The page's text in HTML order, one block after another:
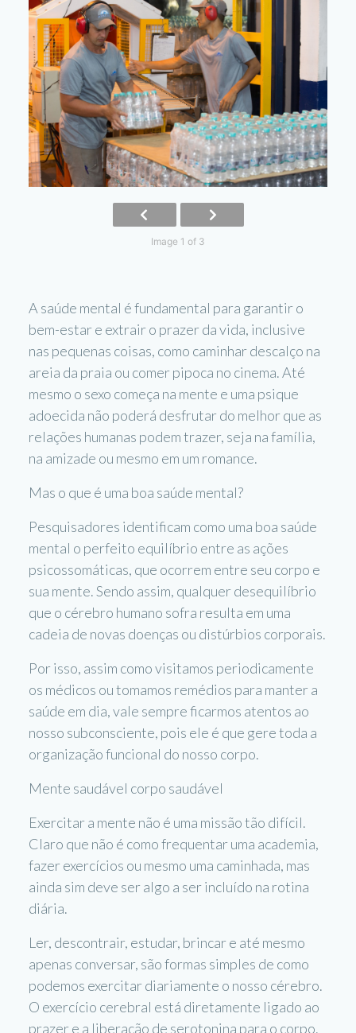
Image 1 of 3
A saúde mental é fundamental para garantir o
bem-estar e extrair o prazer da vida, inclusive
nas pequenas coisas, como caminhar descalço na
areia da praia ou comer pipoca no cinema. Até
mesmo o sexo começa na mente e uma psique
adoecida não poderá desfrutar do melhor que as
relações humanas podem trazer, seja na família,
na amizade ou mesmo em um romance.
Mas o que é uma boa saúde mental?
Pesquisadores identificam como uma boa saúde
mental o perfeito equilíbrio entre as ações
psicossomáticas, que ocorrem entre seu corpo e
sua mente. Sendo assim, qualquer desequilíbrio
que o cérebro humano sofra resulta em uma
cadeia de novas doenças ou distúrbios corporais.
Por isso, assim como visitamos periodicamente
os médicos ou tomamos remédios para manter a
saúde em dia, vale sempre ficarmos atentos ao
nosso subconsciente, pois ele é que gere toda a
organização funcional do nosso corpo.
Mente saudável corpo saudável
Exercitar a mente não é uma missão tão difícil.
Claro que não é como frequentar uma academia,
fazer exercícios ou mesmo uma caminhada, mas
ainda sim deve ser algo a ser incluído na rotina
diária.
Ler, descontrair, estudar, brincar e até mesmo
apenas conversar, são formas simples de como
podemos exercitar diariamente o nosso cérebro.
O exercício cerebral está diretamente ligado ao
prazer e a liberação de serotonina para o corpo.